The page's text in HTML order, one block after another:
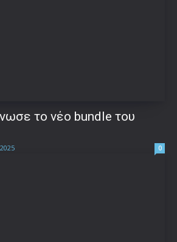
το νέο bundle του
0